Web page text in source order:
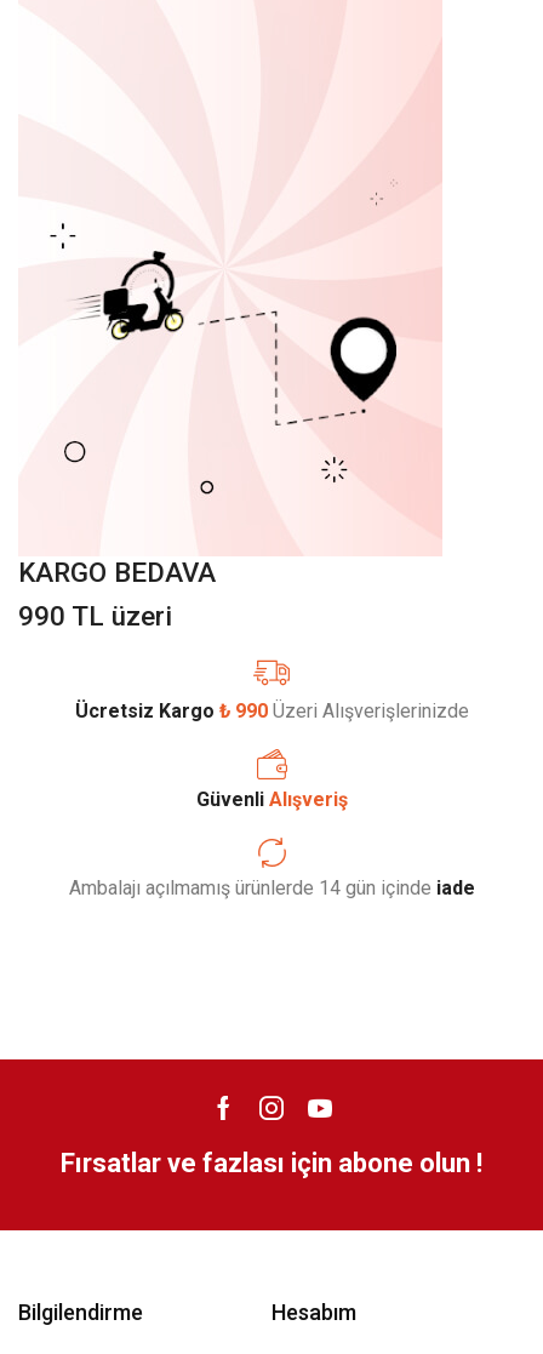
KARGO BEDAVA
990 TL üzeri
Ücretsiz Kargo ₺ 990Üzeri Alışverişlerinizde
Güvenli Alışveriş
Ambalajı açılmamış ürünlerde 14 gün içinde iade
Fırsatlar ve fazlası için abone olun !
Bilgilendirme Hesabım